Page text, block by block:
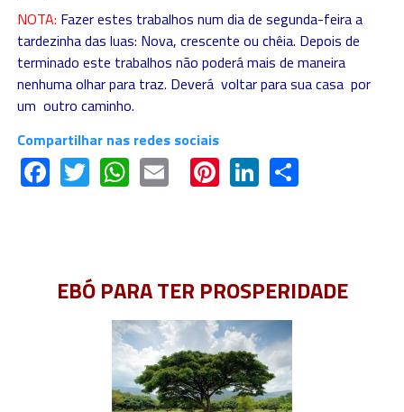
NOTA: Fazer estes trabalhos num dia de segunda-feira a
tardezinha das luas: Nova, crescente ou chêia. Depois de
terminado este trabalhos não poderá mais de maneira
nenhuma olhar para traz. Deverá voltar para sua casa por
um outro caminho.
Compartilhar nas redes sociais
Facebook
TwitterWhatsApp
EmailPinterest
LinkedIn
EBÓ PARA TER PROSPERIDADE